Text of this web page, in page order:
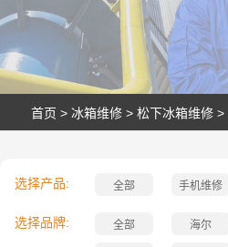
首页 > 冰箱维修> 松下冰箱维修>
选择产品: 全部 手机维修
选择品牌: 全部 海尔